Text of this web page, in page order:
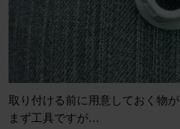
取り付ける前に用意しておく物が
まず工具ですが…